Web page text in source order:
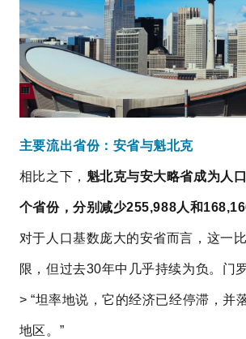
主要流出省份：安省与魁北克
相比之下， 魁北克与安大略省成为人
个省份，分别减少255,988人和
对于人口基数庞大的安省而言，这一
限，但过去30年中几乎持续为负。门
> “坦率地说，它的经济已经停滞，并
地区。”